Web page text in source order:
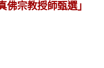
佛宗教授師甄選」